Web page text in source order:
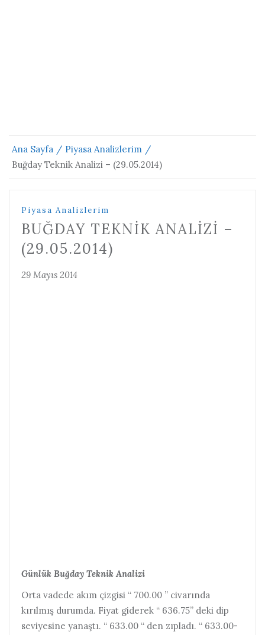
Ana Sayfa
Piyasa Analizlerim
Buğday Teknik Analizi – (29.05.2014)
Piyasa Analizlerim
BUĞDAY TEKNIK ANALIZI –
(29.05.2014)
29 Mayıs 2014
Günlük Buğday Teknik Analizi
Orta vadede akım çizgisi “ 700.00 ” civarında
kırılmış durumda. Fiyat giderek “ 636.75” deki dip
seviyesine yanaştı. “ 633.00 “ den zıpladı. “ 633.00-